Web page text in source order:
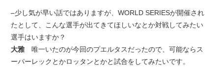
–少し気が早い話ではありますが、WORLD SERIESが開催され
たとして、こんな選手が出てきてほしいなとか対戦してみたい
選手はいますか？
大雅唯一いたのが今回のプエルタスだったので、可能ならス
ーパーレックとかロッタンとかと試合をしてみたいです。